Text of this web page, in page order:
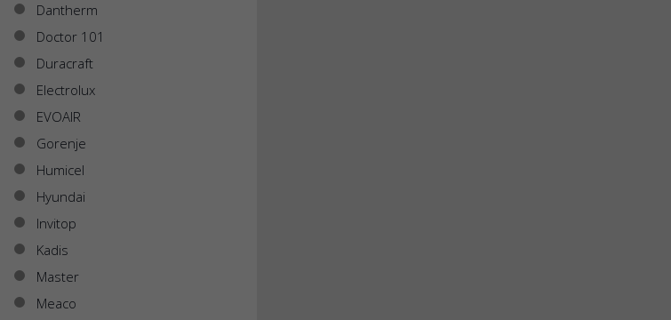
Dantherm
Doctor 101
Duracraft
Electrolux
EVOAIR
Gorenje
Humicel
Hyundai
Invitop
Kadis
Master
Meaco